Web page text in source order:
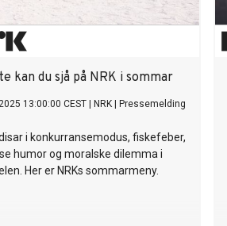
kan du sjå på NRK i sommar
13:00:00 CEST NRK Pressemelding
i konkurransemodus, fiskefeber,
humor og moralske dilemma i
Her er NRKs sommarmeny.